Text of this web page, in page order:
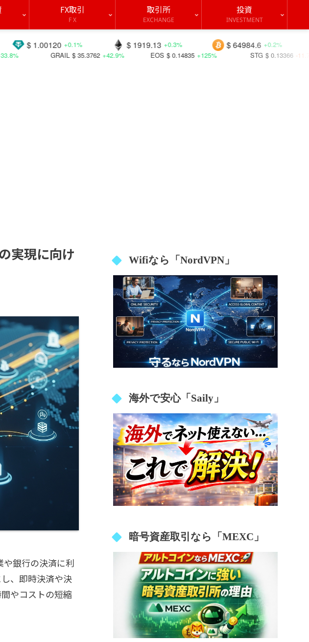
FX取引
F X
取引所
EXCHANGE
投資
INVESTMENT
$ 64984.6 +0.2%
$ 1919.13 +0.3%
+0.1% $
EOS $ 0.14835 +125%
$ 35.3762 +42.9% CRO
STG $ 0.13366 -11.7%
実現に向け
や銀行の決済に利
、即時決済や決
やコストの短縮
Wifiなら「NordVPN」
海外で安心「Saily」
暗号資産取引なら「MEXC」